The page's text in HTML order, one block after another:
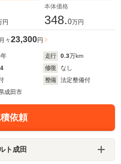
円
本体価格
348.0万円
月々23,300円
年 走行 0.3万km
修復
なし
整備
法定整備付
成田市
依頼
ト成田